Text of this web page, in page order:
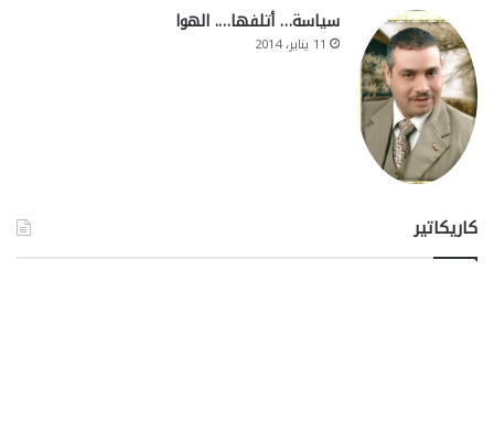
سياسة… أتلفها…. الهوا
11 يناير، 2014
كاريكاتير